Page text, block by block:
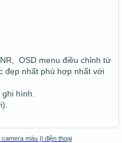
OSD menu điều chỉnh từ
đẹp nhất phù hợp nhất với
hình.
camera màu || điện thoại